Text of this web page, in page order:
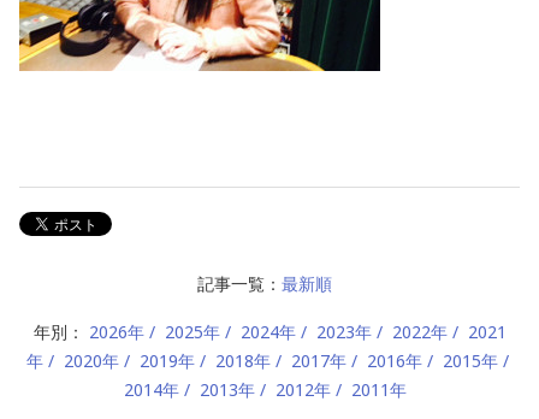
記事一覧： 最新順
年別： 2026年 2025年 2024年 2023年 2022年
2021
年
2020年 2019年 2018年 2017年 2016年
2015年
2014年
2013年 2012年 2011年